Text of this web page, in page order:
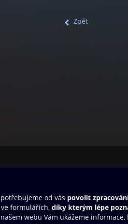
Zpět
Aplikace a hry
SMS/MMS Info
Blog
Dárkový poukaz
Nápověda